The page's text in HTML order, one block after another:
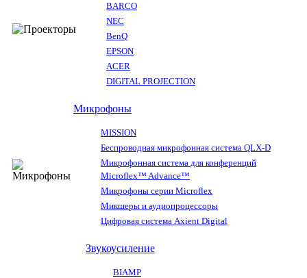
BARCO
NEC
BenQ
EPSON
ACER
DIGITAL PROJECTION
Микрофоны
MISSION
Беспроводная микрофонная система QLX-D
Микрофонная система для конференций
Microflex™ Advance™
Микрофоны серии Microflex
Микшеры и аудиопроцессоры
Цифровая система Axient Digital
Звукоусиление
BIAMP